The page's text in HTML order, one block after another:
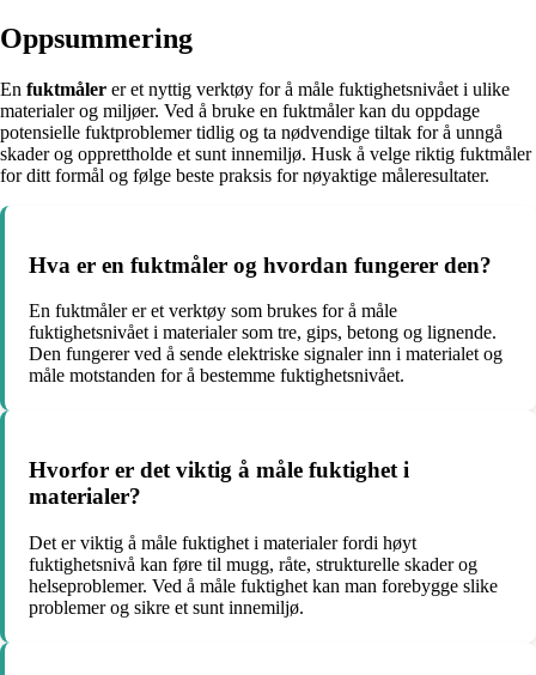
Oppsummering
En fuktmåler er et nyttig verktøy for å måle fuktighetsnivået i ulike
materialer og miljøer. Ved å bruke en fuktmåler kan du oppdage
potensielle fuktproblemer tidlig og ta nødvendige tiltak for å unngå
skader og opprettholde et sunt innemiljø. Husk å velge riktig fuktmåler
for ditt formål og følge beste praksis for nøyaktige måleresultater.
Hva er en fuktmåler og hvordan fungerer den?
En fuktmåler er et verktøy som brukes for å måle
fuktighetsnivået i materialer som tre, gips, betong og lignende.
Den fungerer ved å sende elektriske signaler inn i materialet og
måle motstanden for å bestemme fuktighetsnivået.
Hvorfor er det viktig å måle fuktighet i
materialer?
Det er viktig å måle fuktighet i materialer fordi høyt
fuktighetsnivå kan føre til mugg, råte, strukturelle skader og
helseproblemer. Ved å måle fuktighet kan man forebygge slike
problemer og sikre et sunt innemiljø.